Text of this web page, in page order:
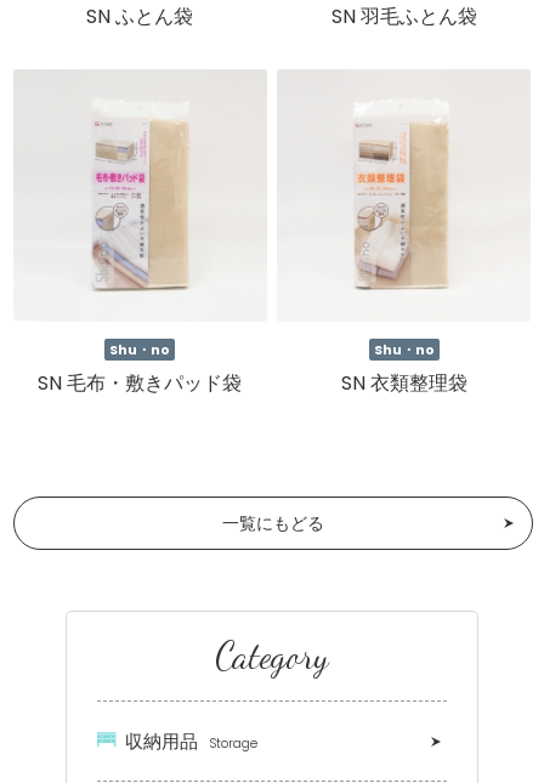
SN ふとん袋 SN 羽毛ふとん袋
Shu・no
SN 毛布・敷きパッド袋
Shu・no
SN 衣類整理袋
一覧にもどる
Category
収納用品 Storage